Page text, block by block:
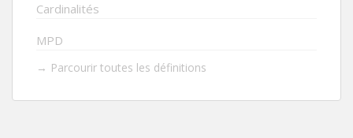
Cardinalités
MPD
→ Parcourir toutes les définitions